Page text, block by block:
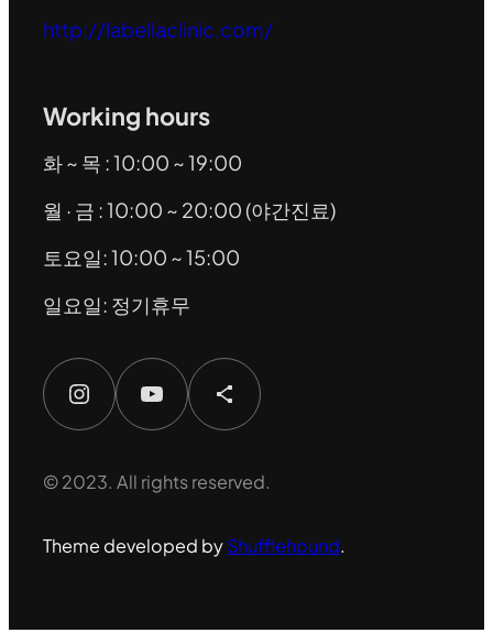
http://labellaclinic.com/
Working hours
화 ~ 목 : 10:00 ~ 19:00
월 · 금 : 10:00 ~ 20:00 (야간진료)
토요일: 10:00 ~ 15:00
일요일: 정기휴무
Instagram YouTube Share Icon
© 2023. All rights reserved.
Theme developed byShufflehound.